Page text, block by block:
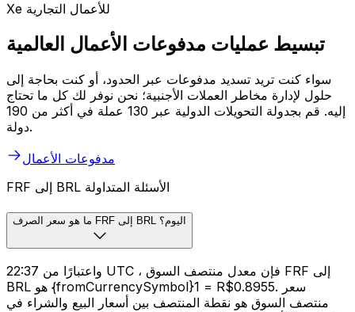
Xe للأعمال التجارية
تبسيط عمليات مدفوعات الأعمال العالمية
سواء كنت تريد تسديد مدفوعات عبر الحدود، أو كنت بحاجة إلى
حلول لإدارة مخاطر العملات الأجنبية؛ نحن نوفر لك كل ما تحتاج
إليه. قم بجدولة التحويلات الدولية عبر 130 عملة في أكثر من 190
دولة.
مدفوعات الأعمال
FRF إلى BRL الأسئلة المتداولة
ما هو سعر الصرف FRF إلى BRL اليوم؟
واعتبارًا من 22:37 UTC ، فإن معدل منتصف السوق FRF إلى
BRL هو {fromCurrencySymbol}1 = R$0.8955. سعر
منتصف السوق هو نقطة المنتصف بين أسعار البيع والشراء في